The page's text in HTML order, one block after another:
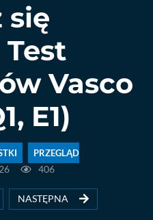
się
Vasco
E1)
PRZEGLĄD
406
NASTĘPNA